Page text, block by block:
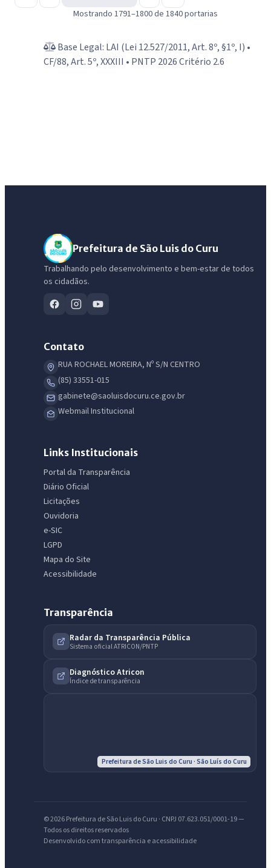
Mostrando 1791–1800 de 1840 portarias
Base Legal: LAI (Lei 12.527/2011, Art. 8º, §1º, I) •
CF/88, Art. 5º, XXXIII • PNTP 2026 Critério 2.6
Prefeitura de São Luis do Curu
Trabalhando pelo desenvolvimento e bem-estar de todos
os cidadãos.
Contato
RUA ROCHAEL MOREIRA, Nº S/N CENTRO
(85) 33551-015
gabinete@saoluisdocuru.ce.gov.br
Webmail Institucional
Links Institucionais
Portal da Transparência
Diário Oficial
Licitações
Ouvidoria
e-SIC
LGPD
Mapa do Site
Acessibilidade
Transparência
Radar da Transparência Pública
Sistema oficial ATRICON/PNTP
Diagnóstico Atricon
Índice de transparência
Prefeitura de São Luis do Curu · São Luís do Curu
© 2026 Prefeitura de São Luis do Curu · CNPJ 07.623.051/0001-19 —
Todos os direitos reservados
Desenvolvido com transparência e acessibilidade
IntGest AI
Assistente do Portal
Licitações abertas Carta de serviços Diário Oficial